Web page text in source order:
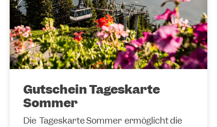
Gutschein Tageskarte
Sommer
Die Tageskarte Sommer ermöglicht die